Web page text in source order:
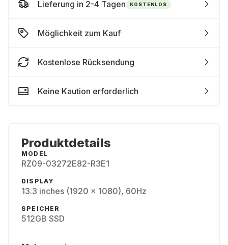
Lieferung in 2-4 Tagen KOSTENLOS
Möglichkeit zum Kauf
Kostenlose Rücksendung
Keine Kaution erforderlich
Produktdetails
MODEL
RZ09-03272E82-R3E1
DISPLAY
13.3 inches (1920 x 1080), 60Hz
SPEICHER
512GB SSD